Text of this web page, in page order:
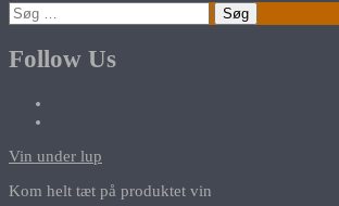
Søg
efter:
Follow Us
Vin under lup
Kom helt tæt på produktet vin